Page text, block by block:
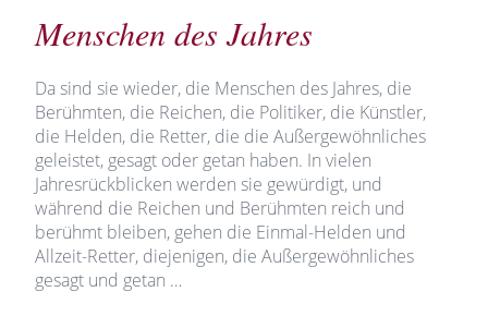
Menschen des Jahres
Da sind sie wieder, die Menschen des Jahres, die
Berühmten, die Reichen, die Politiker, die Künstler,
die Helden, die Retter, die die Außergewöhnliches
geleistet, gesagt oder getan haben. In vielen
Jahresrückblicken werden sie gewürdigt, und
während die Reichen und Berühmten reich und
berühmt bleiben, gehen die Einmal-Helden und
Allzeit-Retter, diejenigen, die Außergewöhnliches
gesagt und getan …